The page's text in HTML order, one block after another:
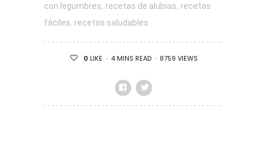
con legumbres, recetas de alubias, recetas
fáciles, recetas saludables
0 LIKE 4 MINS READ 8759 VIEWS